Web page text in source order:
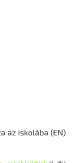
az iskolába (EN)